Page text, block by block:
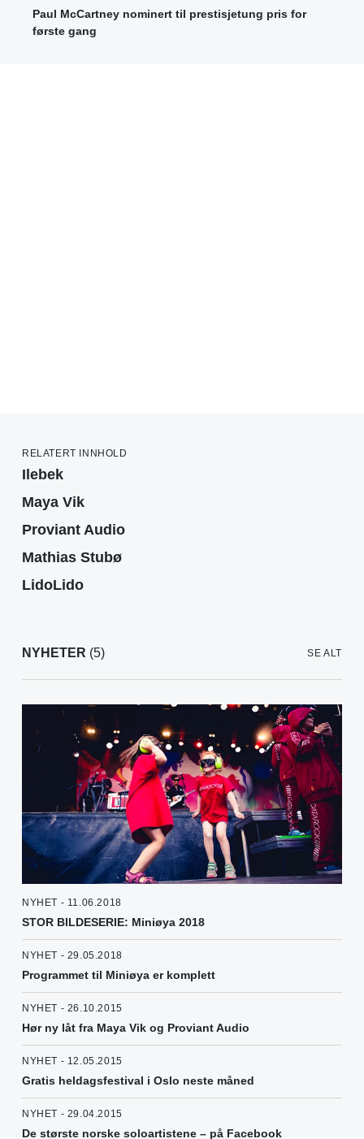
Paul McCartney nominert til prestisjetung pris for
første gang
RELATERT INNHOLD
Ilebek
Maya Vik
Proviant Audio
Mathias Stubø
LidoLido
NYHETER (5) SE ALT
NYHET - 11.06.2018
STOR BILDESERIE: Miniøya 2018
NYHET - 29.05.2018
Programmet til Miniøya er komplett
NYHET - 26.10.2015
Hør ny låt fra Maya Vik og Proviant Audio
NYHET - 12.05.2015
Gratis heldagsfestival i Oslo neste måned
NYHET - 29.04.2015
De største norske soloartistene – på Facebook